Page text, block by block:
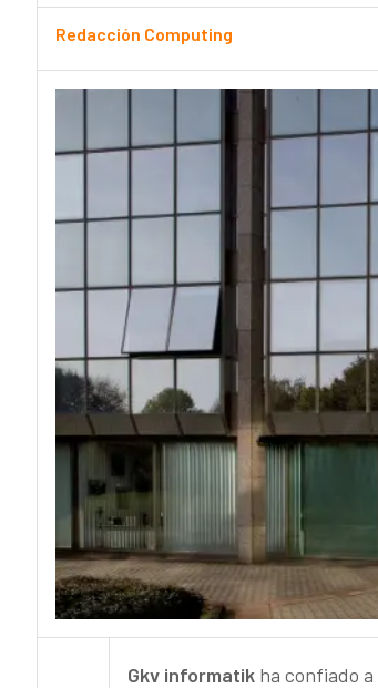
Redacción Computing
Gkv informatik ha confiado a